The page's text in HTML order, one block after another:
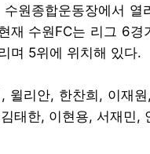
원종합운동장에서 열
재 수원FC는 리그 6
며 5위에 위치해 있다.
윌리안, 한찬희, 이재
태한, 이현용, 서재민,